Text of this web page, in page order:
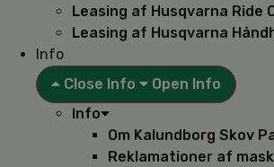
Leasing af Husqvarna Ride
Leasing af Husqvarna
Info
Close Info
Open Info
Info
Om Kalundborg Skov
Reklamationer af